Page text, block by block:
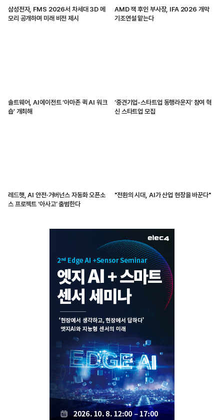
삼성전자, FMS 2026서 차세대 3D 메
모리 공개하며 미래 비전 제시
AMD 잭 후인 부사장, IFA 2026 개막
기조연설 맡는다
솔트웨어, AI에이전트 ‘아마존 퀵 AI 워크
숍’ 개최해
‘중견기업-스타트업 동행라운지’ 참여 혁
신 스타트업 모집
레드햇, AI 안전·거버넌스 자동화 오픈소
스 프로젝트 ‘아사고’ 출범한다
"전환의 시대, AI가 산업 현장을 바꾼다"